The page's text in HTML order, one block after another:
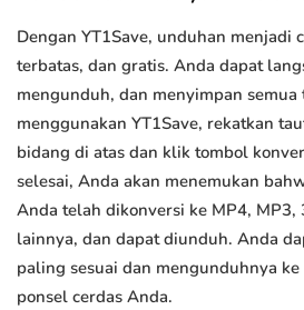
Dengan YT1Save, unduhan menjadi
terbatas, dan gratis. Anda dapat
mengunduh, dan menyimpan
menggunakan YT1Save, rekatkan
bidang di atas dan klik tombol
selesai, Anda akan menemukan
Anda telah dikonversi ke MP4, MP3,
lainnya, dan dapat diunduh. Anda
paling sesuai dan mengunduhnya
ponsel cerdas Anda.